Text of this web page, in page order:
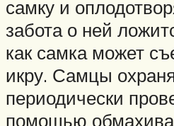
самку и
забота о ней
как самка может
икру. Самцы
периодически
помощью